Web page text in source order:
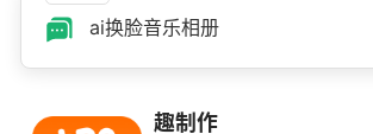
ai换脸音乐相册
趣制作